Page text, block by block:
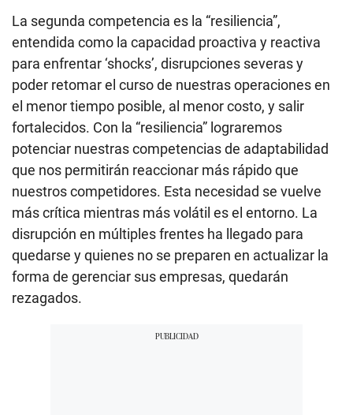
La segunda competencia es la “resiliencia”,
entendida como la capacidad proactiva y reactiva
para enfrentar ‘shocks’, disrupciones severas y
poder retomar el curso de nuestras operaciones en
el menor tiempo posible, al menor costo, y salir
fortalecidos. Con la “resiliencia” lograremos
potenciar nuestras competencias de adaptabilidad
que nos permitirán reaccionar más rápido que
nuestros competidores. Esta necesidad se vuelve
más crítica mientras más volátil es el entorno. La
disrupción en múltiples frentes ha llegado para
quedarse y quienes no se preparen en actualizar la
forma de gerenciar sus empresas, quedarán
rezagados.